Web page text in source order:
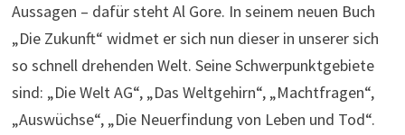
Aussagen – dafür steht Al Gore. In seinem neuen Buch
„Die Zukunft“ widmet er sich nun dieser in unserer sich
so schnell drehenden Welt. Seine Schwerpunktgebiete
sind: „Die Welt AG“, „Das Weltgehirn“, „Machtfragen“,
„Auswüchse“, „Die Neuerfindung von Leben und Tod“.